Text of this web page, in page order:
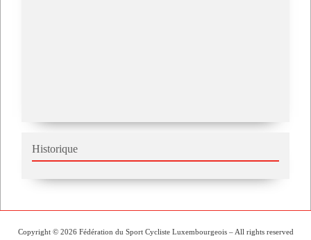
Historique
Copyright © 2026 Fédération du Sport Cycliste Luxembourgeois – All rights reserved